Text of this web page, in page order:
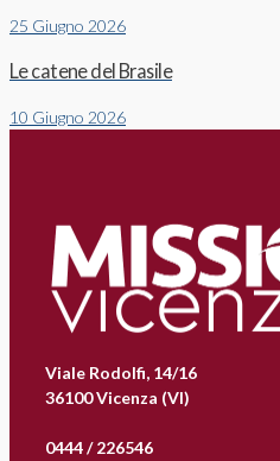
25 Giugno 2026
Le catene del Brasile
10 Giugno 2026
Viale Rodolfi, 14/16
36100 Vicenza (VI)
0444 / 226546